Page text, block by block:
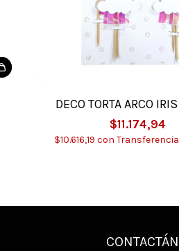
DECO TORTA ARCO
$11.174,94
$10.616,19 con